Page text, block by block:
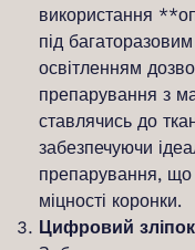
використання
під
освітленням
препарування з
ставлячись до
забезпечуючи
препарування,
міцності коронки.
Цифровий